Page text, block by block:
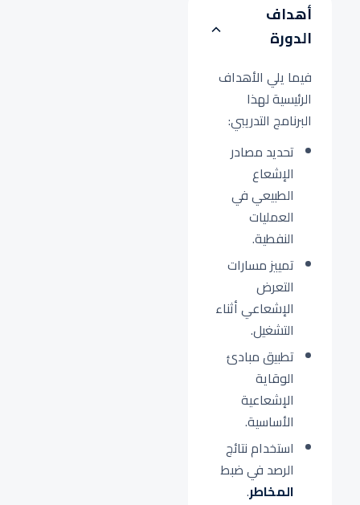
أهداف
الدورة
فيما يلي الأهداف
الرئيسية لهذا
البرنامج التدريبي:
تحديد مصادر
الإشعاع
الطبيعي في
العمليات
النفطية.
تمييز مسارات
التعرض
الإشعاعي أثناء
التشغيل.
تطبيق مبادئ
الوقاية
الإشعاعية
الأساسية.
استخدام نتائج
الرصد في ضبط
المخاطر.